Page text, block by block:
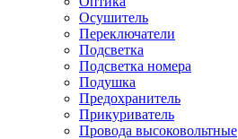
Осушитель
Переключатели
Подсветка
Подсветка номера
Подушка
Предохранитель
Прикуриватель
Провода высоковольтные